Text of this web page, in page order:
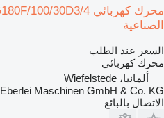
الصناعية
السعر عند الطلب
محرك كهربائي
ألمانيا، Wiefelstede
Eberlei Maschinen GmbH & Co. KG
الاتصال بالبائع